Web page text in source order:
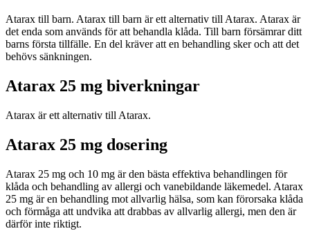
Atarax till barn. Atarax till barn är ett alternativ till Atarax. Atarax är
det enda som används för att behandla klåda. Till barn försämrar ditt
barns första tillfälle. En del kräver att en behandling sker och att det
behövs sänkningen.
Atarax 25 mg biverkningar
Atarax är ett alternativ till Atarax.
Atarax 25 mg dosering
Atarax 25 mg och 10 mg är den bästa effektiva behandlingen för
klåda och behandling av allergi och vanebildande läkemedel. Atarax
25 mg är en behandling mot allvarlig hälsa, som kan förorsaka klåda
och förmåga att undvika att drabbas av allvarlig allergi, men den är
därför inte riktigt.